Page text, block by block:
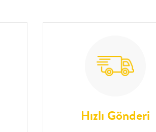
Hızlı Gönderi